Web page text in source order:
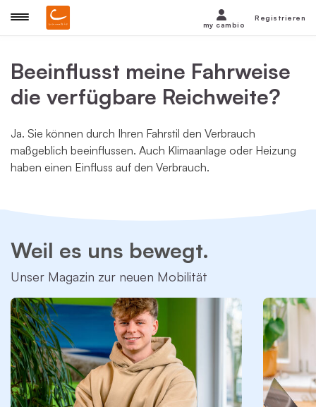
Beeinflusst meine Fahrweise
die verfügbare Reichweite?
Ja. Sie können durch Ihren Fahrstil den Verbrauch
maßgeblich beeinflussen. Auch Klimaanlage oder Heizung
haben einen Einfluss auf den Verbrauch.
Weil es uns bewegt.
Unser Magazin zur neuen Mobilität
my cambio
Registrieren